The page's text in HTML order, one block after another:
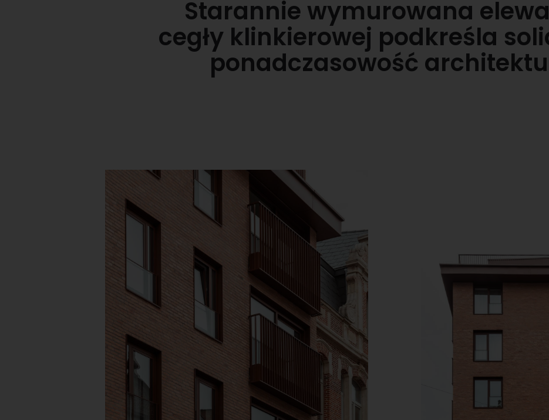
Starannie wymurowana
cegły klinkierowej podkreśla
ponadczasowość